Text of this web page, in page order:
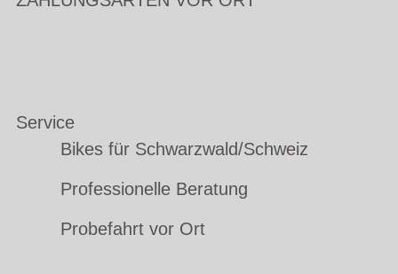
Service
Bikes für Schwarzwald/Schweiz
Professionelle Beratung
Probefahrt vor Ort